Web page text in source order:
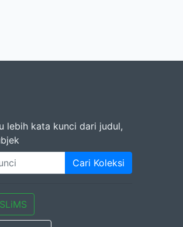
lebih kata kunci dari judul,
Cari Koleksi